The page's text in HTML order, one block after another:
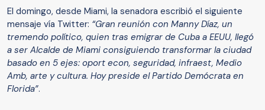
El domingo, desde Miami, la senadora escribió el siguiente
mensaje vía Twitter: “Gran reunión con Manny Díaz, un
tremendo político, quien tras emigrar de Cuba a EEUU, llegó
a ser Alcalde de Miami consiguiendo transformar la ciudad
basado en 5 ejes: oport econ, seguridad, infraest, Medio
Amb, arte y cultura. Hoy preside el Partido Demócrata en
Florida”.